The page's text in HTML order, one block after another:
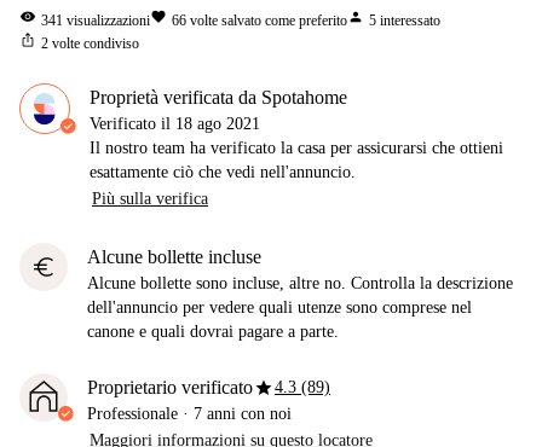
visibility 341 visualizzazionifavorite 66 volte salvato come preferitoperson 5 interessato
ios_share 2 volte condiviso
Proprietà verificata da Spotahome
Verificato il 18 ago 2021
Il nostro team ha verificato la casa per assicurarsi che ottieni
esattamente ciò che vedi nell'annuncio.
Più sulla verifica
euro Alcune bollette incluse
Alcune bollette sono incluse, altre no. Controlla la descrizione
dell'annuncio per vedere quali utenze sono comprese nel
canone e quali dovrai pagare a parte.
Proprietario verificatostar4.3 (89)
Professionale · 7 anni con noi
Maggiori informazioni su questo locatore